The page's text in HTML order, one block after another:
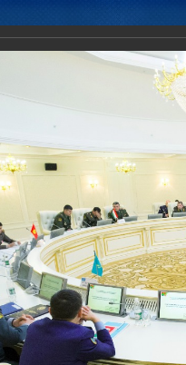
Новости
X заседание Военного
19.04.2017